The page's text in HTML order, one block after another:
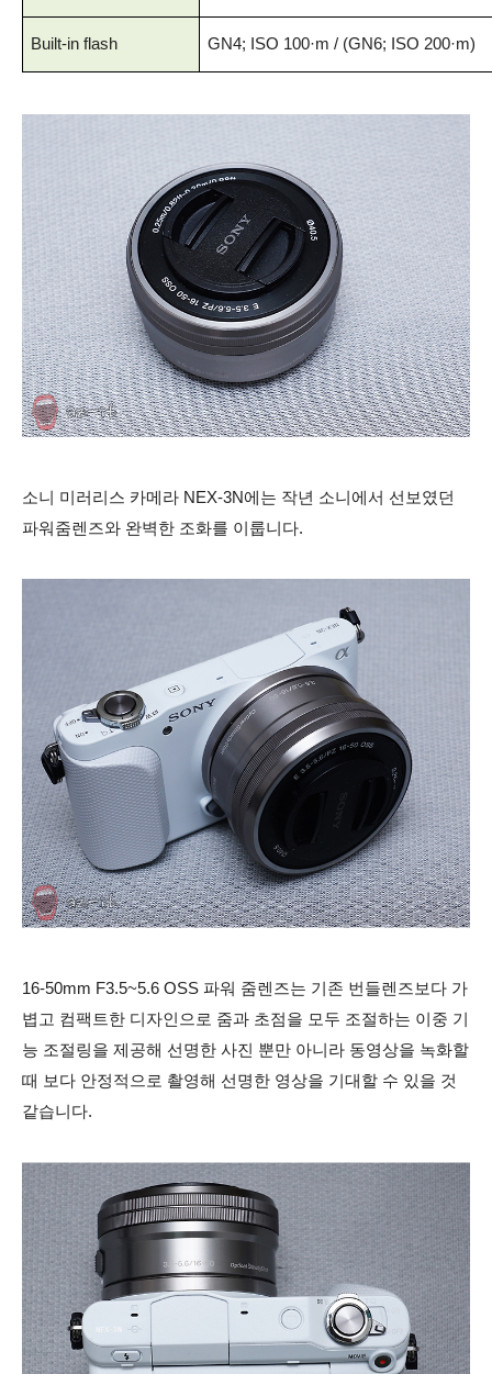
Built-in flash GN4; ISO 100·m / (GN6; ISO 200·m)
소니 미러리스 카메라 NEX-3N에는 작년 소니에서 선보였던
파워줌렌즈와 완벽한 조화를 이룹니다.
16-50mm F3.5~5.6 OSS 파워 줌렌즈는 기존 번들렌즈보다 가
볍고 컴팩트한 디자인으로 줌과 초점을 모두 조절하는 이중 기
능 조절링을 제공해 선명한 사진 뿐만 아니라 동영상을 녹화할
때 보다 안정적으로 촬영해 선명한 영상을 기대할 수 있을 것
같습니다.